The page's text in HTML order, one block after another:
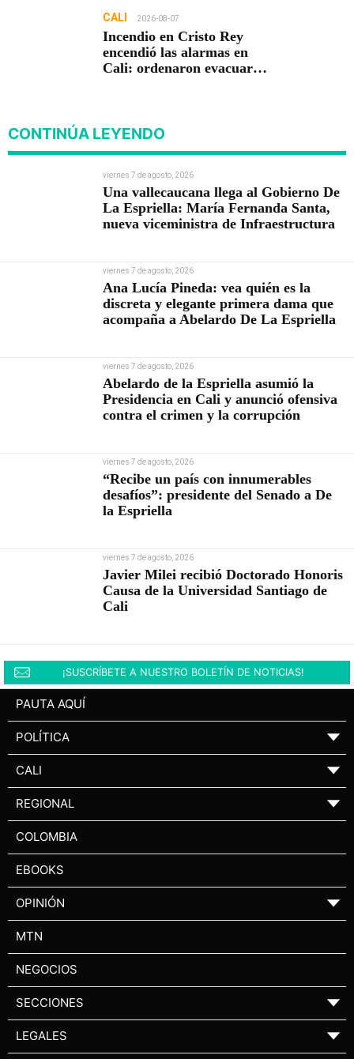
CALI 2026-08-07
Incendio en Cristo Rey
encendió las alarmas en
Cali: ordenaron evacuar
CONTINÚA LEYENDO
viernes 7 de agosto, 2026
Una vallecaucana llega al Gobierno De
La Espriella: María Fernanda Santa,
nueva viceministra de Infraestructura
viernes 7 de agosto, 2026
Ana Lucía Pineda: vea quién es la
discreta y elegante primera dama que
acompaña a Abelardo De La Espriella
viernes 7 de agosto, 2026
Abelardo de la Espriella asumió la
Presidencia en Cali y anunció ofensiva
contra el crimen y la corrupción
viernes 7 de agosto, 2026
“Recibe un país con innumerables
desafíos”: presidente del Senado a De
la Espriella
viernes 7 de agosto, 2026
Javier Milei recibió Doctorado Honoris
Causa de la Universidad Santiago de
Cali
¡SUSCRÍBETE A NUESTRO BOLETÍN DE NOTICIAS!
PAUTA AQUÍ
POLÍTICA ▼
CALI ▼
REGIONAL ▼
COLOMBIA
EBOOKS
OPINIÓN ▼
MTN
NEGOCIOS
SECCIONES ▼
LEGALES ▼